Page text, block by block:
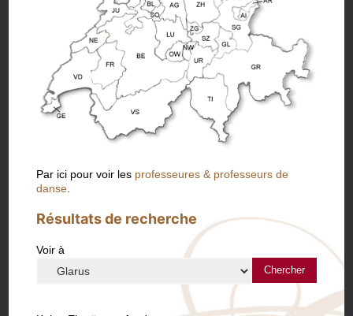
Par ici pour voir les professeures & professeurs de
danse
Résultats de recherche
Voir à